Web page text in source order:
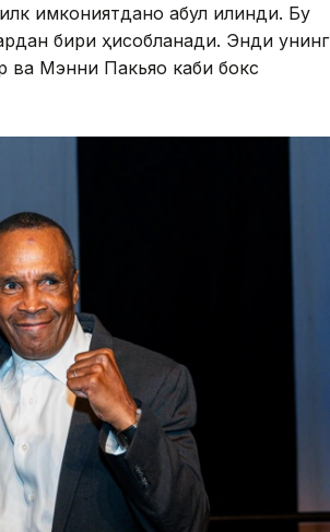
имкониятданоқ қабул қилинди. Бу
бири ҳисобланади. Энди унинг
Мэнни Пакьяо каби бокс